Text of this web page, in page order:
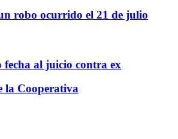
fecha al juicio contra ex
la Cooperativa
robo ocurrido el 21 de julio